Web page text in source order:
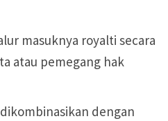
masuknya royalti secara
atau pemegang hak
dengan